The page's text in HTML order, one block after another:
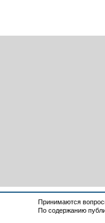
Принимаются
По содержанию